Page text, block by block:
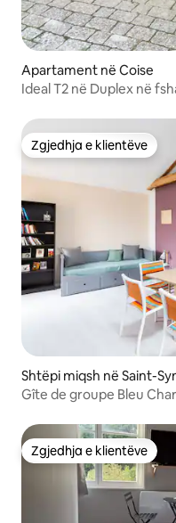
Apartament në Coise
Ideal T2 në Duplex në
Zgjedhja e klientëve
Zgjedhja e klientëve
Shtëpi miqsh në Saint-
Gîte de groupe Bleu
Zgjedhja e klientëve
Zgjedhja e klientëve